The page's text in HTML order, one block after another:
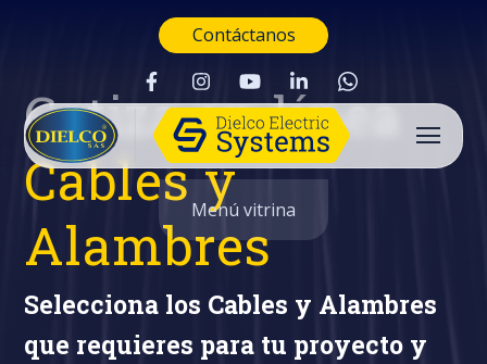
Contáctanos
Menú vitrina
Cotiza en línea
Cables y
Alambres
Selecciona los Cables y Alambres
que requieres para tu proyecto y